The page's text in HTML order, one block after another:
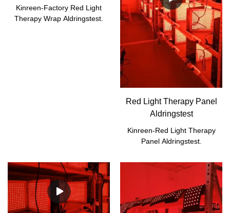
Kinreen-Factory Red Light
Therapy Wrap Aldringstest.
Red Light Therapy Panel
Aldringstest
Kinreen-Red Light Therapy
Panel Aldringstest.